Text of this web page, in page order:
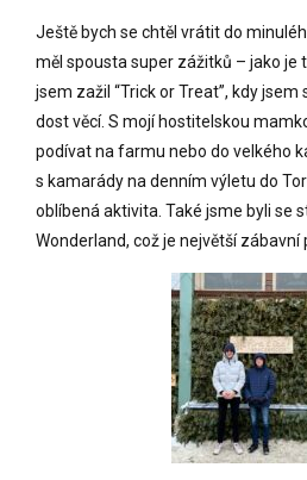
Ještě bych se chtěl vrátit do
měl spousta super zážitků – jako je
jsem zažil “Trick or Treat”, kdy jsem
dost věcí. S mojí hostitelskou
podívat na farmu nebo do velkého
s kamarády na denním výletu do
oblíbená aktivita. Také jsme byli se
Wonderland, což je největší zábavní